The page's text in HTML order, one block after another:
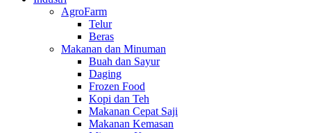
AgroFarm
Telur
Beras
Makanan dan Minuman
Buah dan Sayur
Daging
Frozen Food
Kopi dan Teh
Makanan Cepat Saji
Makanan Kemasan